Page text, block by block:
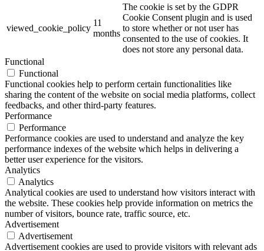
viewed_cookie_policy
11
months
The cookie is set by the GDPR
Cookie Consent plugin and is used
to store whether or not user has
consented to the use of cookies. It
does not store any personal data.
Functional
Functional
Functional cookies help to perform certain functionalities like
sharing the content of the website on social media platforms, collect
feedbacks, and other third-party features.
Performance
Performance
Performance cookies are used to understand and analyze the key
performance indexes of the website which helps in delivering a
better user experience for the visitors.
Analytics
Analytics
Analytical cookies are used to understand how visitors interact with
the website. These cookies help provide information on metrics the
number of visitors, bounce rate, traffic source, etc.
Advertisement
Advertisement
Advertisement cookies are used to provide visitors with relevant ads